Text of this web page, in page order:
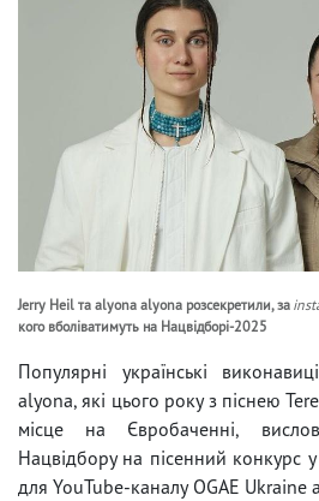
Jerry Heil та alyona alyona розсекретили, за
кого вболіватимуть на Нацвідборі-2025
Популярні українські
аlyona, які цього року з піснею
місце на Євробаченні,
Нацвідбору на пісенний конкурс
для YouTube-каналу OGAE Ukraine